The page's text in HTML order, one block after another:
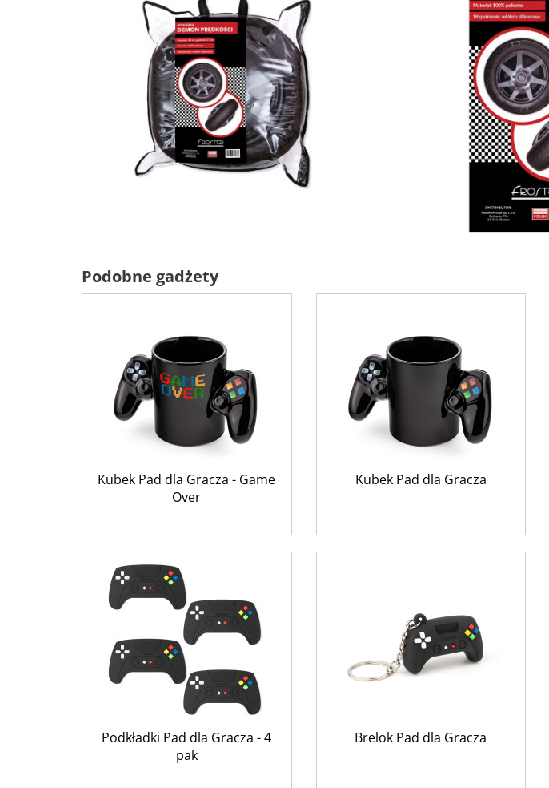
Podobne gadżety
Kubek Pad dla Gracza - Game
Over
Kubek Pad dla Gracza
Podkładki Pad dla Gracza - 4
pak
Brelok Pad dla Gracza